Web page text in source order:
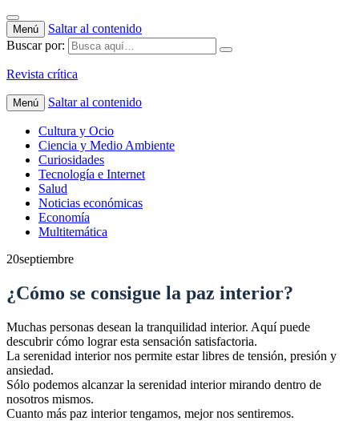
Menú
Saltar al contenido
Buscar por:
Revista crítica
Menú Saltar al contenido
Cultura y Ocio
Ciencia y Medio Ambiente
Curiosidades
Tecnología e Internet
Salud
Noticias económicas
Economía
Multitemática
20septiembre
¿Cómo se consigue la paz interior?
Muchas personas desean la tranquilidad interior. Aquí puede
descubrir cómo lograr esta sensación satisfactoria.
La serenidad interior nos permite estar libres de tensión, presión y
ansiedad.
Sólo podemos alcanzar la serenidad interior mirando dentro de
nosotros mismos.
Cuanto más paz interior tengamos, mejor nos sentiremos.